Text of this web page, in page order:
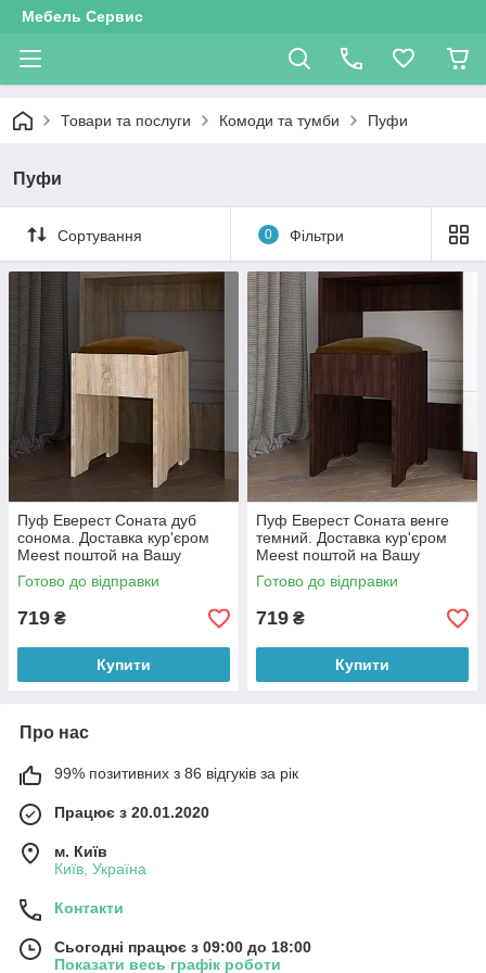
Мебель Сервис
Товари та послуги Комоди та тумби Пуфи
Пуфи
Сортування 0 Фільтри
Пуф Еверест Соната дуб
сонома. Доставка кур'єром
Meest поштой на Вашу
адресу 152 грн
Готово до відправки
719 ₴
Купити
Пуф Еверест Соната венге
темний. Доставка кур'єром
Meest поштой на Вашу
адресу 152 грн
Готово до відправки
719 ₴
Купити
Про нас
99% позитивних з 86 відгуків за рік
Працює з 20.01.2020
м. Київ
Київ, Україна
Контакти
Сьогодні працює з 09:00 до 18:00
Показати весь графік роботи